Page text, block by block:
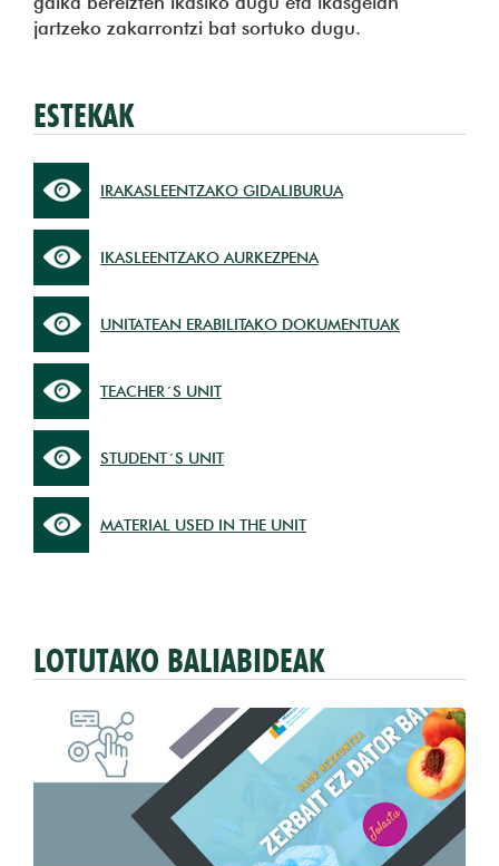
jartzeko zakarrontzi bat sortuko dugu.
ESTEKAK
IRAKASLEENTZAKO GIDALIBURUA
IKASLEENTZAKO AURKEZPENA
UNITATEAN ERABILITAKO DOKUMENTUAK
TEACHER´S UNIT
STUDENT´S UNIT
MATERIAL USED IN THE UNIT
LOTUTAKO BALIABIDEAK